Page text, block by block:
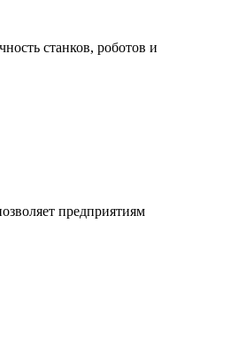
станков, роботов и
предприятиям